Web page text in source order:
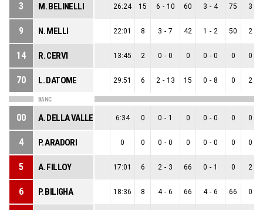
3 M. BELINELLI 26:24 15 6 - 10 60 3 - 4 75 3
9 N. MELLI 22:01 8 3 - 7 42 1 - 2 50 2
14 R. CERVI 13:45 2 0 - 0 0 0 - 0 0 0
70 L. DATOME 29:51 6 2 - 13 15 0 - 8 0 2
BANC
00 A. DELLA VALLE 6:34 0 0 - 1 0 0 - 0 0 0
4 P. ARADORI 0 0 0 - 0 0 0 - 0 0 0
5 A. FILLOY 17:01 6 2 - 3 66 0 - 1 0 2
6 P. BILIGHA 18:36 8 4 - 6 66 4 - 6 66 0